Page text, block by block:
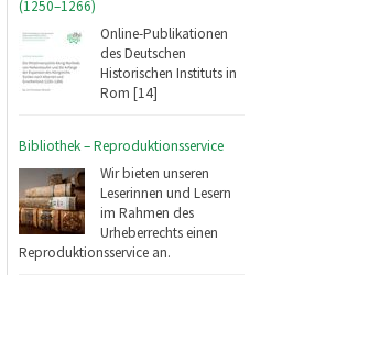
(1250–1266)
Online-Publikationen
des Deutschen
Historischen Instituts in
Rom [14]
Bibliothek – Reproduktionsservice
Wir bieten unseren
Leserinnen und Lesern
im Rahmen des
Urheberrechts einen
Reproduktionsservice an.